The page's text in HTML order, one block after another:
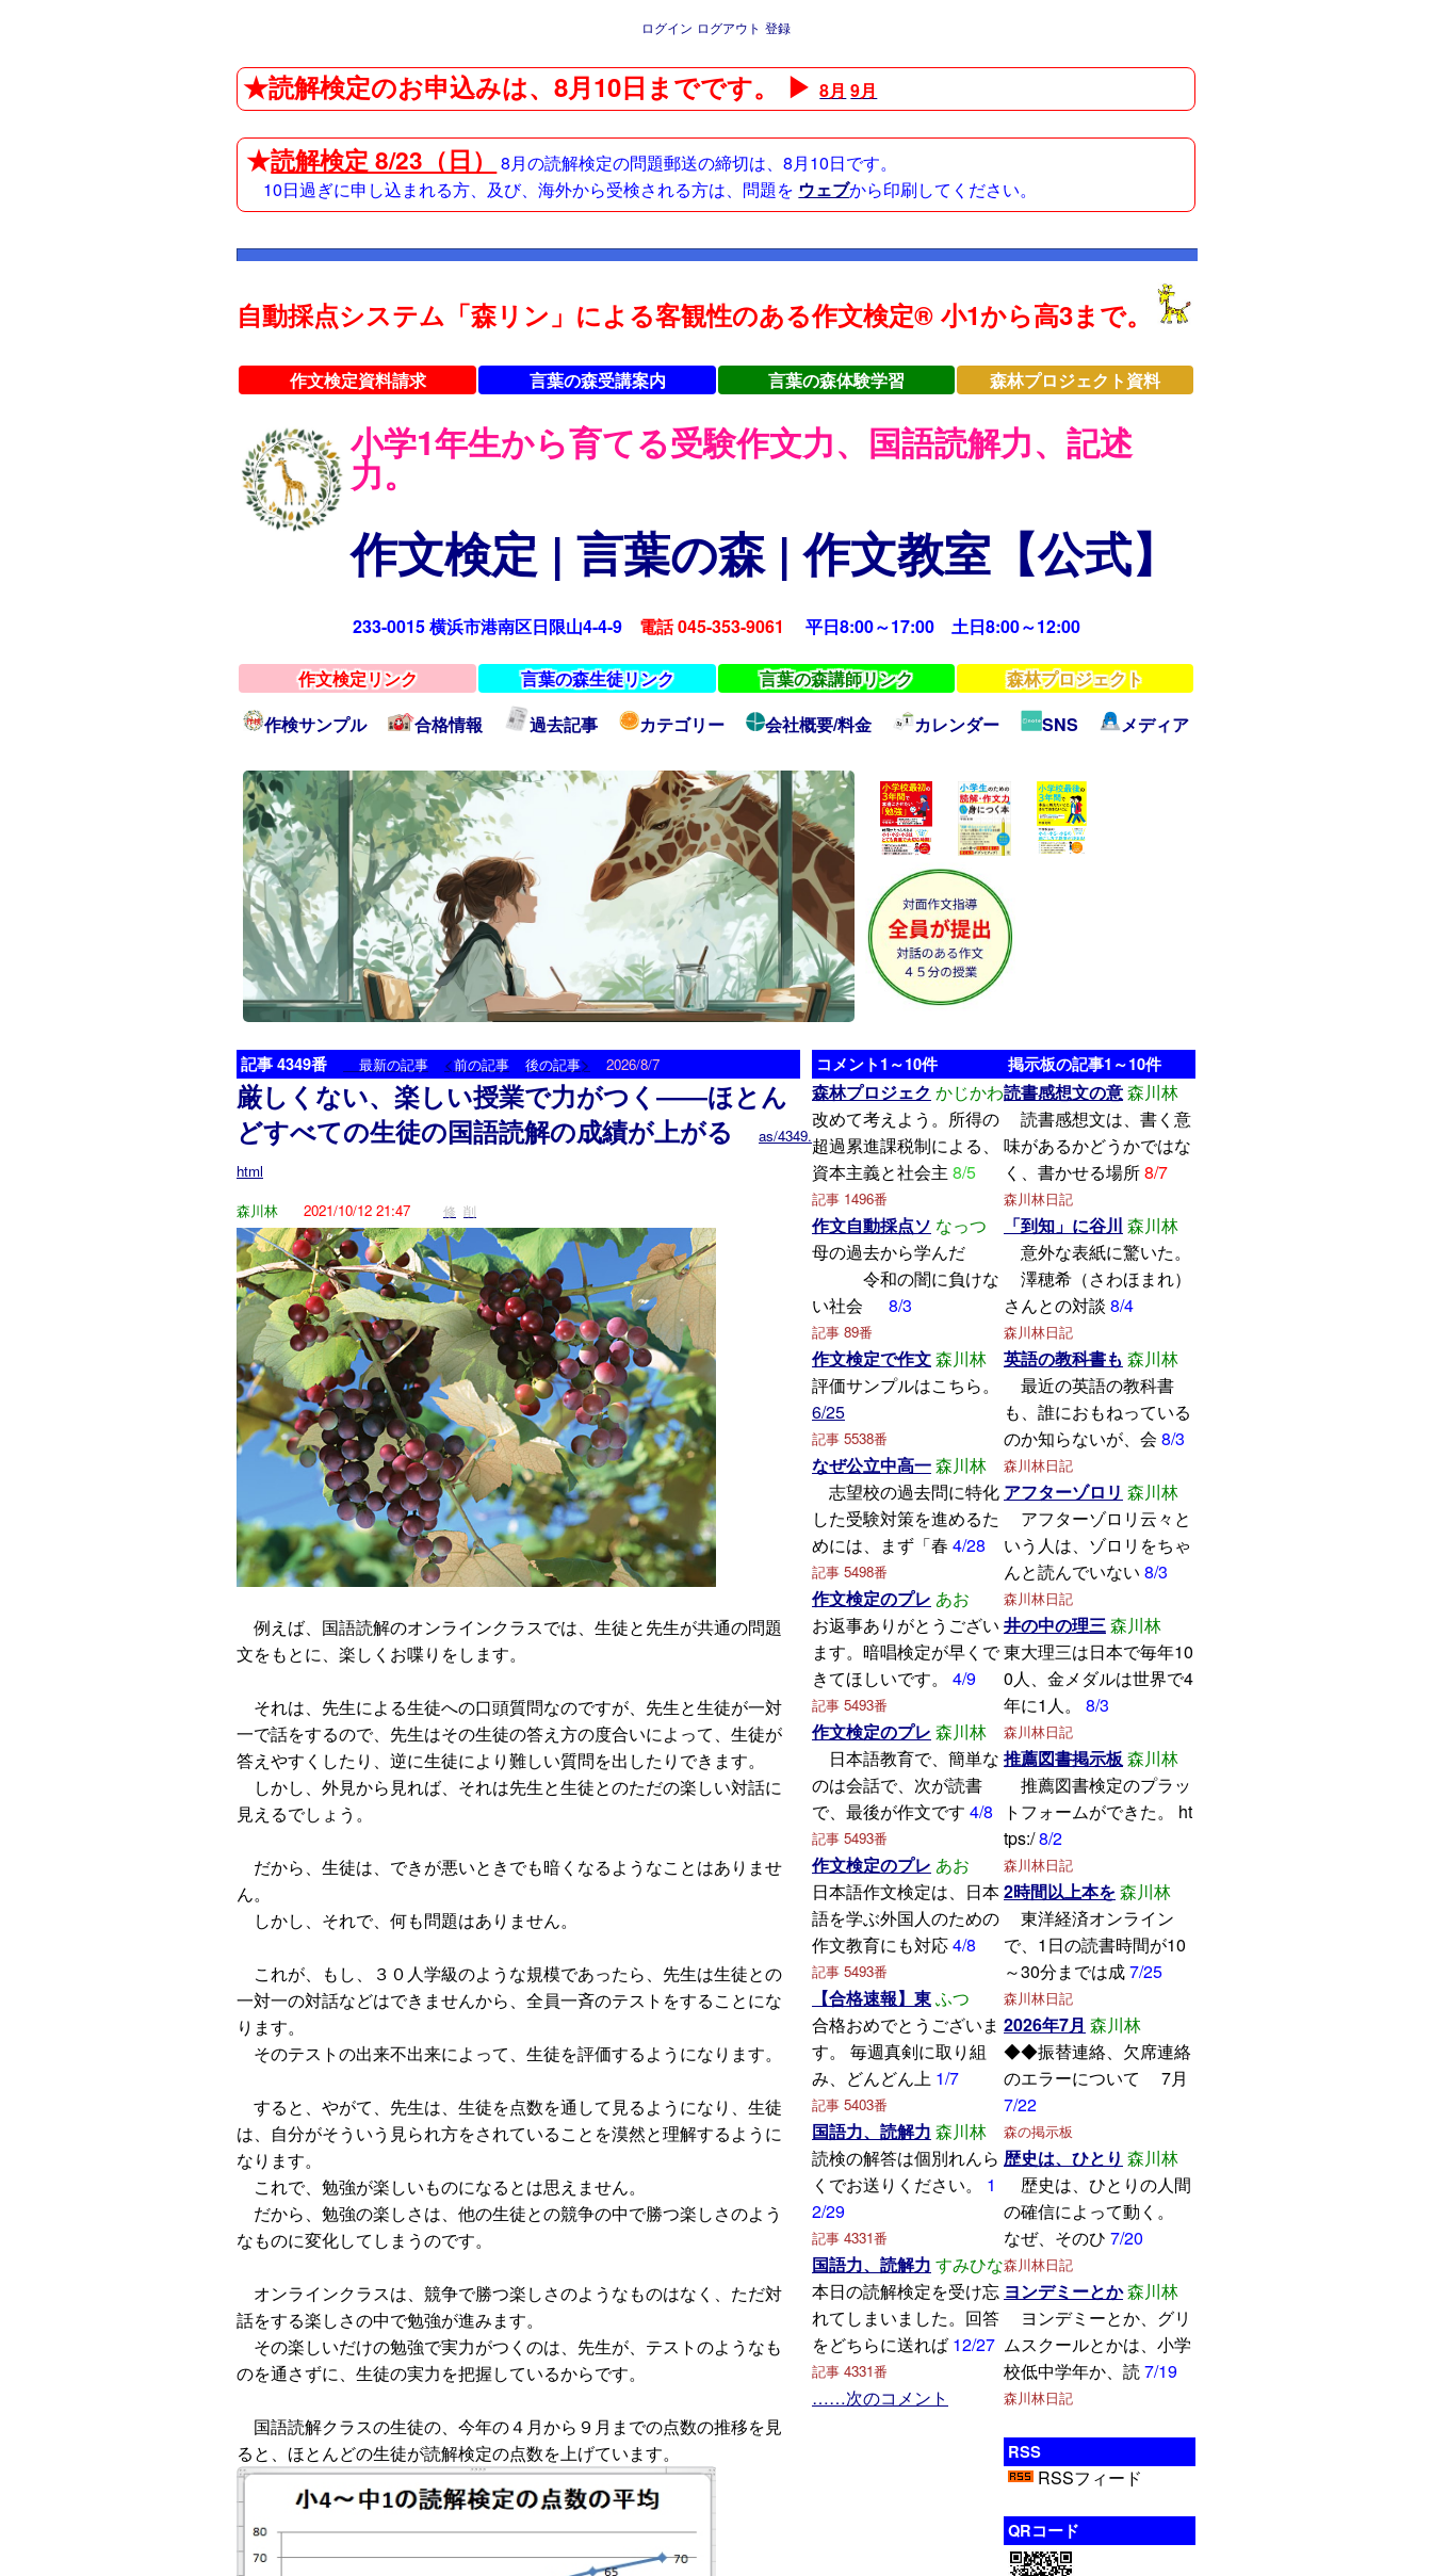
ログイン ログアウト 登録
★読解検定のお申込みは、8月10日までです。 ▶8月 9月
★読解検定 8/23（日）
8月の読解検定の問題郵送の締切は、8月10日です。
10日過ぎに申し込まれる方、及び、海外から受検される方は、問題を ウェブから印刷してください。
自動採点システム「森リン」による客観性のある作文検定® 小1から高3まで。
作文検定資料請求 言葉の森受講案内 言葉の森体験学習 森林プロジェクト資料
小学1年生から育てる受験作文力、国語読解力、記述
力。
作文検定 | 言葉の森 | 作文教室【公式】
233-0015 横浜市港南区日限山4-4-9 電話 045-353-9061 平日8:00～17:00 土日8:00～12:00
作文検定リンク 言葉の森生徒リンク 言葉の森講師リンク
森林プロジェクト
作検サンプル
合格情報 過去記事 カテゴリー 会社概要/料金 カレンダー SNS メディア
記事 4349番 最新の記事 <前の記事 後の記事> 2026/8/7
厳しくない、楽しい授業で力がつく――ほとん
どすべての生徒の国語読解の成績が上がる
as/4349.
html
森川林
2021/10/12 21:47 修 削
例えば、国語読解のオンラインクラスでは、生徒と先生が共通の問題
文をもとに、楽しくお喋りをします。
それは、先生による生徒への口頭質問なのですが、先生と生徒が一対
一で話をするので、先生はその生徒の答え方の度合いによって、生徒が
答えやすくしたり、逆に生徒により難しい質問を出したりできます。
しかし、外見から見れば、それは先生と生徒とのただの楽しい対話に
見えるでしょう。
だから、生徒は、できが悪いときでも暗くなるようなことはありませ
ん。
しかし、それで、何も問題はありません。
これが、もし、３０人学級のような規模であったら、先生は生徒との
一対一の対話などはできませんから、全員一斉のテストをすることにな
ります。
そのテストの出来不出来によって、生徒を評価するようになります。
すると、やがて、先生は、生徒を点数を通して見るようになり、生徒
は、自分がそういう見られ方をされていることを漠然と理解するように
なります。
これで、勉強が楽しいものになるとは思えません。
だから、勉強の楽しさは、他の生徒との競争の中で勝つ楽しさのよう
なものに変化してしまうのです。
オンラインクラスは、競争で勝つ楽しさのようなものはなく、ただ対
話をする楽しさの中で勉強が進みます。
その楽しいだけの勉強で実力がつくのは、先生が、テストのようなも
のを通さずに、生徒の実力を把握しているからです。
国語読解クラスの生徒の、今年の４月から９月までの点数の推移を見
ると、ほとんどの生徒が読解検定の点数を上げています。
コメント1～10件
森林プロジェク かじかわ
改めて考えよう。所得の
超過累進課税制による、
資本主義と社会主 8/5
記事 1496番
作文自動採点ソ なっつ
母の過去から学んだ
令和の闇に負けな
い社会
8/3
記事 89番
作文検定で作文森川林
評価サンプルはこちら。
6/25
記事 5538番
なぜ公立中高一森川林
志望校の過去問に特化
した受験対策を進めるた
めには、まず「春 4/28
記事 5498番
作文検定のプレ あお
お返事ありがとうござい
ます。暗唱検定が早くで
きてほしいです。
4/9
記事 5493番
作文検定のプレ 森川林
日本語教育で、簡単な
のは会話で、次が読書
で、最後が作文です 4/8
記事 5493番
作文検定のプレ あお
日本語作文検定は、日本
語を学ぶ外国人のための
作文教育にも対応4/8
記事 5493番
【合格速報】東ふつ
合格おめでとうございま
す。 毎週真剣に取り組
み、どんどん上 1/7
記事 5403番
国語力、読解力 森川林
読検の解答は個別れんら
くでお送りください。
1
2/29
記事 4331番
国語力、読解力 すみひな
本日の読解検定を受け忘
れてしまいました。回答
をどちらに送れば 12/27
記事 4331番
……次のコメント
掲示板の記事1～10件
読書感想文の意森川林
読書感想文は、書く意
味があるかどうかではな
く、書かせる場所8/7
森川林日記
「到知」に谷川 森川林
意外な表紙に驚いた。
澤穂希（さわほまれ）
さんとの対談 8/4
森川林日記
英語の教科書も 森川林
最近の英語の教科書
も、誰におもねっている
のか知らないが、会 8/3
森川林日記
アフターゾロリ 森川林
アフターゾロリ云々と
いう人は、ゾロリをちゃ
んと読んでいない 8/3
森川林日記
井の中の理三森川林
東大理三は日本で毎年10
0人、金メダルは世界で4
年に1人。 8/3
森川林日記
推薦図書掲示板森川林
推薦図書検定のプラッ
トフォームができた。 ht
tps:/8/2
森川林日記
2時間以上本を森川林
東洋経済オンライン
で、1日の読書時間が10
～30分までは成7/25
森川林日記
2026年7月 森川林
◆◆振替連絡、欠席連絡
のエラーについて 7月
7/22
森の掲示板
歴史は、ひとり 森川林
歴史は、ひとりの人間
の確信によって動く。
なぜ、そのひ 7/20
森川林日記
ヨンデミーとか森川林
ヨンデミーとか、グリ
ムスクールとかは、小学
校低中学年か、読7/19
森川林日記
RSS
RSSフィード
QRコード